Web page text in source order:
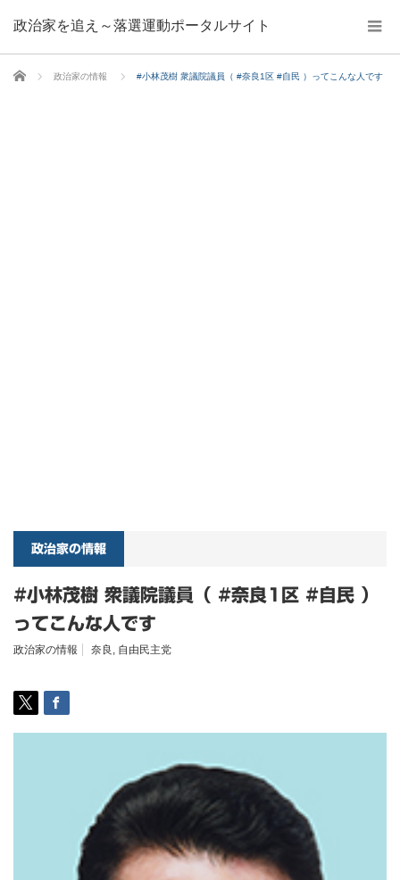
政治家を追え～落選運動ポータルサイト
ホーム 政治家の情報 #小林茂樹 衆議院議員（ #奈良1区 #自民 ）ってこんな人です
政治家の情報
#小林茂樹 衆議院議員（ #奈良1区 #自民 ）
ってこんな人です
政治家の情報 奈良 , 自由民主党